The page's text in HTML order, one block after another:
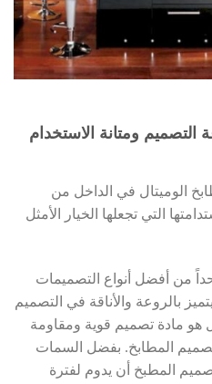
ومتانة الاستخدام
الوميتال في الداخل من
التي تجعلها الخيار الأمثل
من أفضل أنواع التصميمات
بالروعة والأناقة في التصميم
هو مادة تصميم قوية ومقاومة
لتصميم المطابخ. بفضل السمات
المطبخ أن يدوم لفترة